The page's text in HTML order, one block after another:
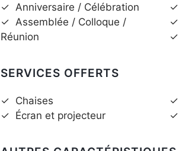
✓ Anniversaire / Célébration
✓ Assemblée / Colloque /
Réunion
✓
✓
✓
SERVICES OFFERTS
✓ Chaises
✓ Écran et projecteur
✓
✓